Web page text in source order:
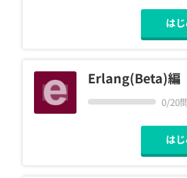
は
Erlang(Beta)編
0/20
は